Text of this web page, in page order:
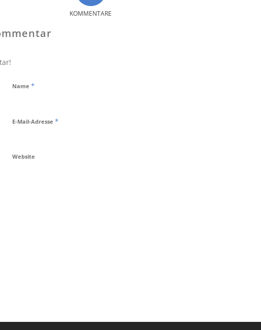
KOMMENTARE
Name *
E-Mail-Adresse *
Website